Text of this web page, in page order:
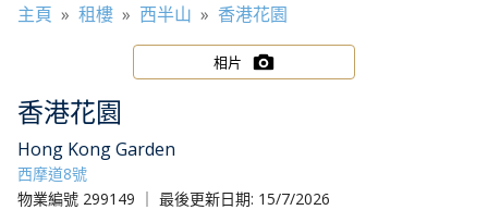
主頁 » 租樓 » 西半山 » 香港花園
相片
香港花園
Hong Kong Garden
西摩道8號
物業編號 299149 ｜ 最後更新日期: 15/7/2026